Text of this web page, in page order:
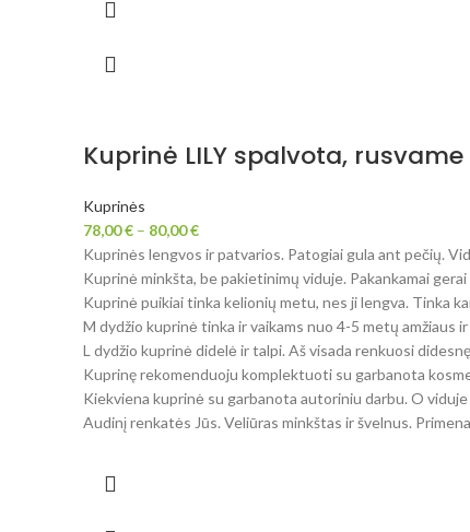
Kuprinė LILY spalvota,
Kuprinės
78,00€ – 80,00€
Kuprinės lengvos ir patvarios. Patogiai gula ant pečių.
Kuprinė minkšta, be pakietinimų viduje. Pakankamai
Kuprinė puikiai tinka kelionių metu, nes ji lengva. Tinka
M dydžio kuprinė tinka ir vaikams nuo 4-5 metų amžiaus
L dydžio kuprinė didelė ir talpi. Aš visada renkuosi
Kuprinę rekomenduoju komplektuoti su garbanota
Kiekviena kuprinė su garbanota autoriniu darbu. O
Audinį renkatės Jūs. Veliūras minkštas ir švelnus.